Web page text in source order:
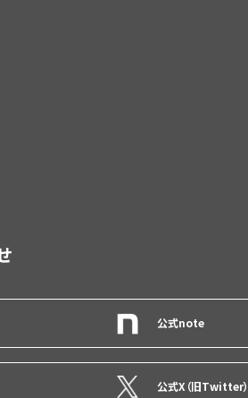
公式note
公式X（旧Twitter）